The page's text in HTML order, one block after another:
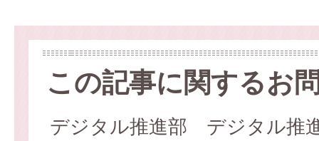
この記事に関するお
デジタル推進部 デジタル推